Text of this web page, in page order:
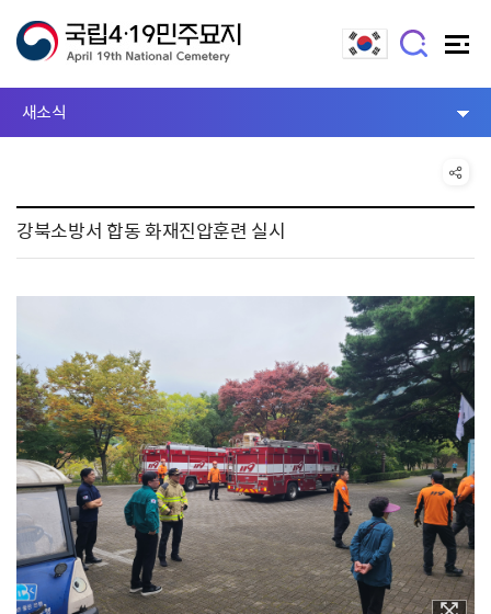
새소식
강북소방서 합동 화재진압훈련 실시